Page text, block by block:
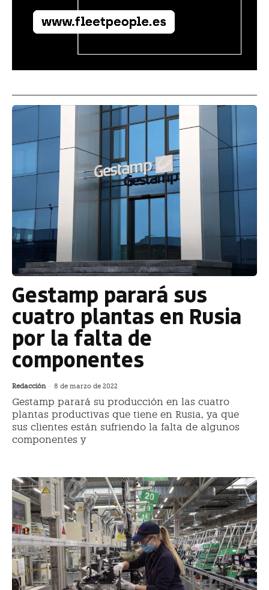
Gestamp parará sus
cuatro plantas en Rusia
por la falta de
componentes
Redacción - 8 de marzo de 2022
Gestamp parará su producción en las cuatro
plantas productivas que tiene en Rusia, ya que
sus clientes están sufriendo la falta de algunos
componentes y